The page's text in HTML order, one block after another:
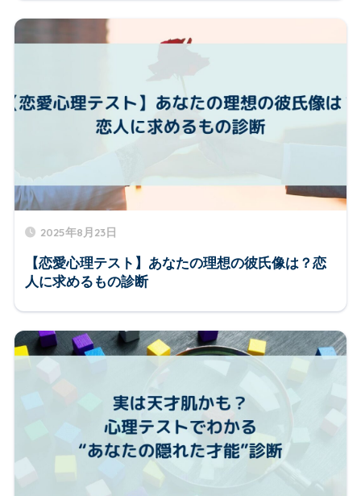
2025年8月23日
【恋愛心理テスト】あなたの理想の彼氏像は？恋
人に求めるもの診断